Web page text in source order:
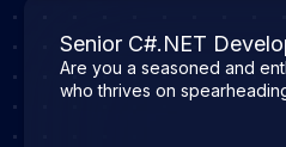
Senior C#.NET
Are you a seasoned and
who thrives on